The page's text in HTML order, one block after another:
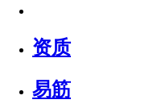
资质
易筋